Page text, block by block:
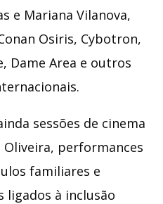
e Mariana Vilanova,
Osiris, Cybotron,
Dame Area e outros
sessões de cinema
Oliveira, performances
familiares e
à inclusão